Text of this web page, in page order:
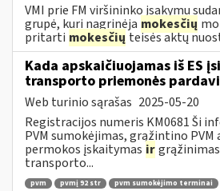
VMI prie FM viršininko įsakymu
grupė, kuri nagrinėja mokesčių
pritarti mokesčių teisės aktų
Kada apskaičiuojamas iš ES
transporto priemonės
Web turinio sąrašas 2025-05-20
Registracijos numeris KM0681 Ši
PVM sumokėjimas, grąžintino PVM
permokos įskaitymas ir
transporto...
pvm pvmį 92 str pvm sumokėjimo terminai